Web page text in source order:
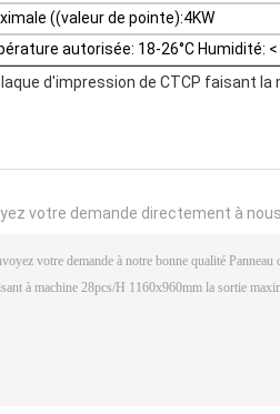
((valeur de pointe):4KW
autorisée: 18-26°C Humidité: <
d'impression de CTCP faisant la
votre demande directement à nous